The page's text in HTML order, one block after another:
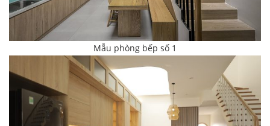
Mẫu phòng bếp số 1